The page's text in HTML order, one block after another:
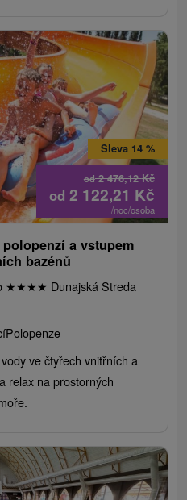
od2 476,12Kč
Sleva 14 %
od 2 122,21 Kč
/noc/osoba
a vstupem
bazénů
★★★★ Dunajská Streda
Polopenze
ve čtyřech vnitřních a
relax na prostorných